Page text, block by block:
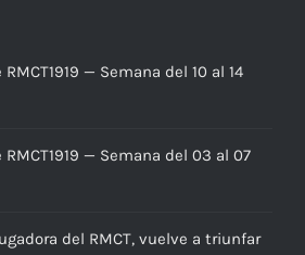
— Semana del 10 al 14
— Semana del 03 al 07
del RMCT, vuelve a triunfar